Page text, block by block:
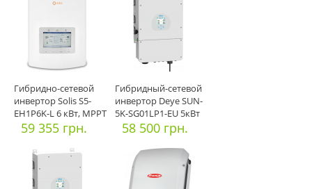
Гибридно-сетевой
инвертор Solis S5-
EH1P6K-L 6 кВт, MPPT
59 355 грн.
Гибридный-сетевой
инвертор Deye SUN-
5K-SG01LP1-EU 5кВт
58 500 грн.